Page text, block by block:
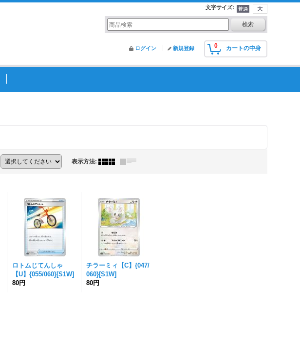
文字サイズ:
0 カートの中身
ログイン 新規登録
表示方法:
ロトムじてんしゃ
【U】{055/060}[S1W]
80円
チラーミィ【C】{047/
060}[S1W]
80円